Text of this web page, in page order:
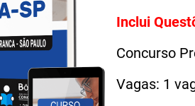
Inclui
Concurso
Vagas: 1